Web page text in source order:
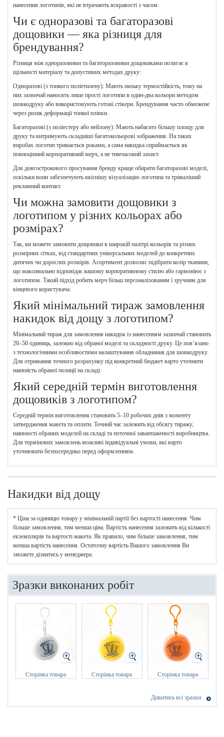
нанесення логотипів, які не втрачають яскравості з часом.
Чи є одноразові та багаторазові
дощовики — яка різниця для
брендування?
Різниця між одноразовими та багаторазовими дощовиками полягає в
щільності матеріалу та допустимих методах друку:
Одноразові (з тонкого поліетилену): Мають низьку термостійкість, тому на
них зазвичай наносять лише прості логотипи в один-два кольори методом
шовкодруку або використовують готові стікери. Брендування часто обмежене
через ризик деформації тонкої плівки.
Багаторазові (з поліестеру або нейлону): Мають набагато більшу площу для
друку та витримують складніші багатокольорові зображення. На таких
виробах логотип тримається роками, а сама накидка сприймається як
повноцінний корпоративний мерч, а не тимчасовий захист.
Для довгострокового просування бренду краще обирати багаторазові моделі,
оскільки вони забезпечують якіснішу візуалізацію логотипа та триваліший
рекламний контакт.
Чи можна замовити дощовики з
логотипом у різних кольорах або
розмірах?
Так, ви можете замовити дощовики в широкій палітрі кольорів та різних
розмірних сітках, від стандартних універсальних моделей до конкретних
дитячих чи дорослих розмірів. Асортимент дозволяє підібрати колір тканини,
що максимально відповідає вашому корпоративному стилю або гармоніює з
логотипом. Такий підхід робить мерч більш персоналізованим і зручним для
кінцевого користувача.
Який мінімальний тираж замовлення
накидок від дощу з логотипом?
Мінімальний тираж для замовлення накидок із нанесенням зазвичай становить
20–50 одиниць, залежно від обраної моделі та складності друку. Це пов’язано
з технологічними особливостями налаштування обладнання для шовкодруку.
Для отримання точного розрахунку під конкретний бюджет варто уточнити
наявність обраної позиції на складі.
Який середній термін виготовлення
дощовиків з логотипом?
Середній термін виготовлення становить 5–10 робочих днів з моменту
затвердження макета та оплати. Точний час залежить від обсягу тиражу,
наявності обраних моделей на складі та поточної завантаженості виробництва.
Для термінових замовлень можливі індивідуальні умови, які варто
уточнювати безпосередньо перед оформленням.
Накидки від дощу
* Ціна за одиницю товару у мінімальній партії без вартості нанесення. Чим
більше замовлення, тим менша ціна. Вартість нанесення залежить від кількості
екземплярів та вартості макета. Як правило, чим більше замовлення, тим
менша вартість нанесення. Остаточну вартість Вашого замовлення Ви
зможете дізнатись у менеджера.
Зразки виконаних робіт
Сторінка товара Сторінка товара Сторінка товара
Дивитись всі зразки